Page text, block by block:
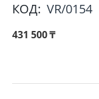
КОД: VR/0154
431 500₸